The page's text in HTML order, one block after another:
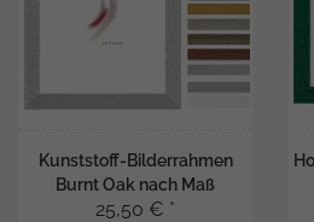
Kunststoff-Bilderrahmen
Burnt Oak nach Maß
25,50 € *